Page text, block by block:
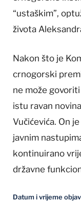
“ustaškim”,
života
Nakon što je
crnogorski
ne može
istu ravan
Vučićevića. On
javnim
kontinuirano
državne
Datum i vrijeme